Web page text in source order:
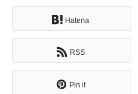
Hatena
RSS
Pin it